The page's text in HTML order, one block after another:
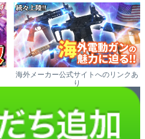
海外メーカー公式サイトへのリンクあ
り